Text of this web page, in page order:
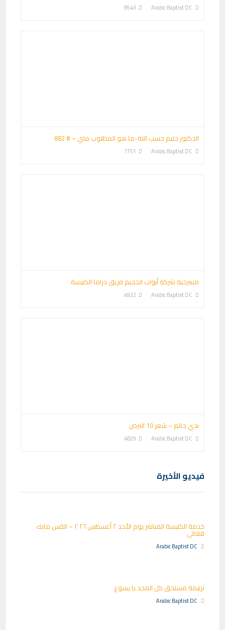
Arabic Baptist DC
8543
الدكتور حليم حسب اللة-ما هو المطلوب مني – # 882
Arabic Baptist DC
7751
مسرحية شركة أبواب الجحيم فريق دراما الكنيسة
Arabic Baptist DC
4922
ندي حاتم – شعر 10 البرص
Arabic Baptist DC
4829
فيديو الأخيرة
خدمة الكنيسة المباشر يوم الأحد ٢ أغسطس ٢٠٢٦ – القس مايك
فغالي
Arabic Baptist DC
ترنيمة مستحق كل المجد يا يسوع
Arabic Baptist DC